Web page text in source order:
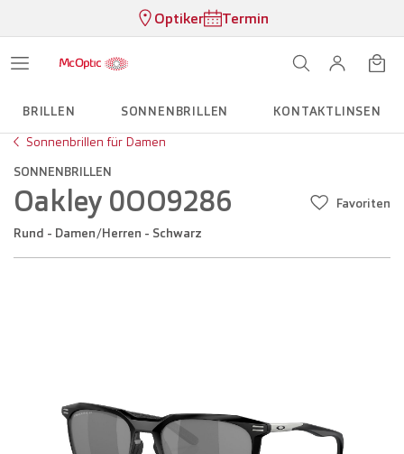
Optiker Termin
BRILLEN SONNENBRILLEN
KONTAKTLINSEN
Sonnenbrillen für Damen
SONNENBRILLEN
Oakley 0OO9286
Rund - Damen/Herren - Schwarz
Favoriten